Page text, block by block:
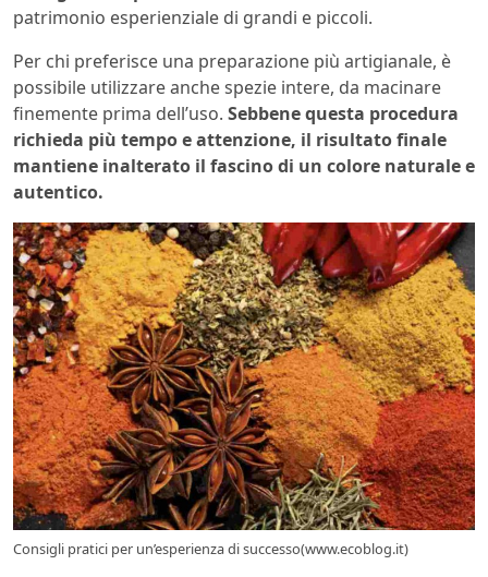
patrimonio esperienziale di grandi e piccoli.
Per chi preferisce una preparazione più artigianale, è
possibile utilizzare anche spezie intere, da macinare
finemente prima dell’uso. Sebbene questa procedura
richieda più tempo e attenzione, il risultato finale
mantiene inalterato il fascino di un colore naturale e
autentico.
Consigli pratici per un’esperienza di successo(www.ecoblog.it)